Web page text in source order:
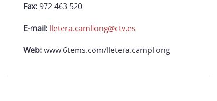
Fax:972 463 520
E-mail: lletera.camllong@ctv.es
Web:www.6tems.com/lletera.campllong